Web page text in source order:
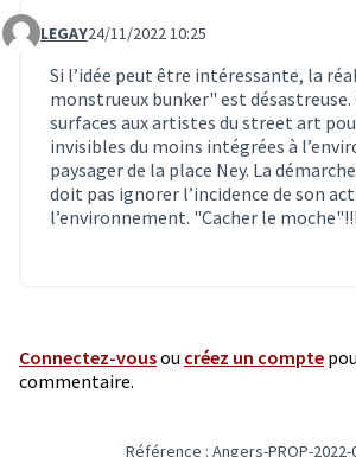
Commentaire 6006
LEGAY24/11/2022 10:25
Si l’idée peut être intéressante, la
monstrueux bunker" est désastreuse.
surfaces aux artistes du street art
invisibles du moins intégrées à
paysager de la place Ney. La
doit pas ignorer l’incidence de son
l’environnement. "Cacher le moche"!!!
Connectez-vousou créez un compte
commentaire.
Référence : Angers-PROP-2022-